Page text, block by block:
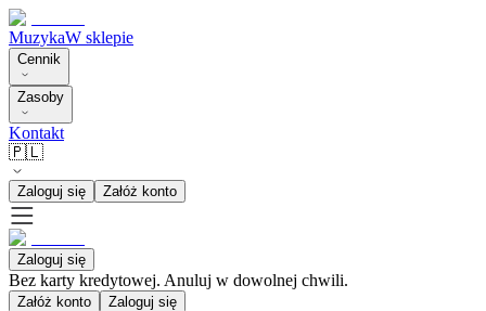
MuzykaW sklepie
Cennik
Zasoby
Kontakt
🇵🇱
Zaloguj się Załóż konto
Zaloguj się
Bez karty kredytowej. Anuluj w dowolnej chwili.
Załóż konto Zaloguj się